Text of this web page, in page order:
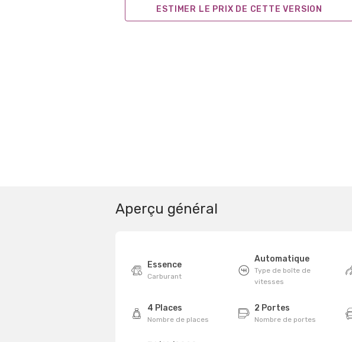
ESTIMER LE PRIX DE CETTE VERSION
Aperçu général
Essence
Carburant
Automatique
Type de boîte de
vitesses
4 Places
Nombre de places
2 Portes
Nombre de portes